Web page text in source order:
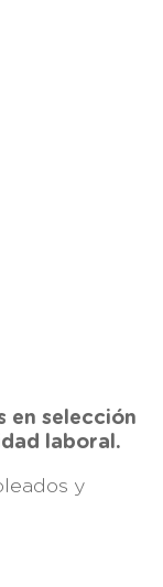
en selección
laboral.
y